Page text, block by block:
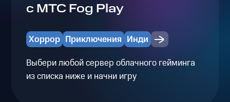
с МТС Fog Play
Хоррор Приключения Инди
Выбери любой сервер облачного гейминга
из списка ниже и начни игру